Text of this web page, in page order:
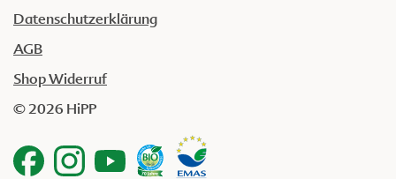
Datenschutzerklärung
AGB
Shop Widerruf
© 2026 HiPP